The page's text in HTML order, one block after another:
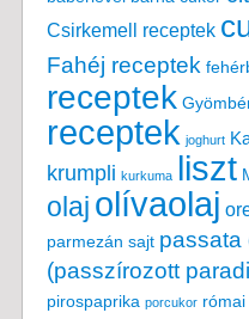
Csirkemell receptek
Fahéj receptek
receptek
receptek joghurt
krumpli kurkuma liszt
olaj olívaolaj
parmezán sajt passata
(passzírozott
pirospaprika porcukor